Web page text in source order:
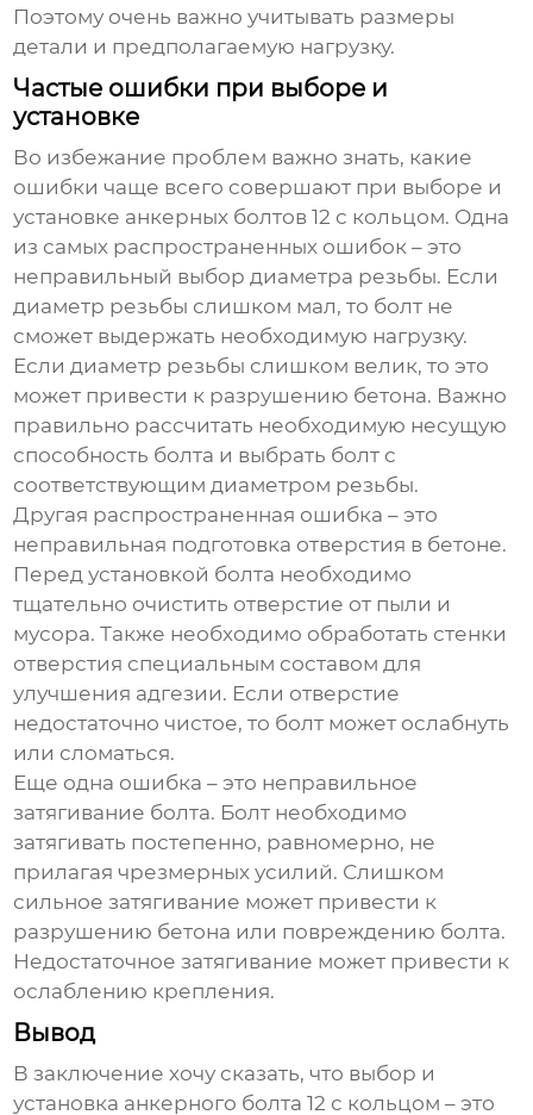
Поэтому очень важно учитывать размеры
детали и предполагаемую нагрузку.
Частые ошибки при выборе и
установке
Во избежание проблем важно знать, какие
ошибки чаще всего совершают при выборе и
установке анкерных болтов 12 с кольцом. Одна
из самых распространенных ошибок – это
неправильный выбор диаметра резьбы. Если
диаметр резьбы слишком мал, то болт не
сможет выдержать необходимую нагрузку.
Если диаметр резьбы слишком велик, то это
может привести к разрушению бетона. Важно
правильно рассчитать необходимую несущую
способность болта и выбрать болт с
соответствующим диаметром резьбы.
Другая распространенная ошибка – это
неправильная подготовка отверстия в бетоне.
Перед установкой болта необходимо
тщательно очистить отверстие от пыли и
мусора. Также необходимо обработать стенки
отверстия специальным составом для
улучшения адгезии. Если отверстие
недостаточно чистое, то болт может ослабнуть
или сломаться.
Еще одна ошибка – это неправильное
затягивание болта. Болт необходимо
затягивать постепенно, равномерно, не
прилагая чрезмерных усилий. Слишком
сильное затягивание может привести к
разрушению бетона или повреждению болта.
Недостаточное затягивание может привести к
ослаблению крепления.
Вывод
В заключение хочу сказать, что выбор и
установка анкерного болта 12 с кольцом – это